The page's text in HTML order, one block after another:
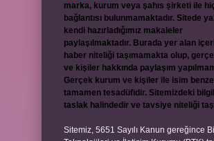
marka, kurum veya şahıs şirketi ile
bağlantısı bulunmamaktadır. Sitede
kendi hazırladığımız makaleler
paylaşılmaktadır. Burada yer alan
haber niteliği taşımamakta olup,
ve kişiler hakkında paylaşım
Gerçek kurum ve kişiler ile isim
tamamen tesadüfidir. Sitemizdeki
taslak halindedir ve tavsiye niteliği
Sitemiz, 5651 Sayılı Kanun gereğince